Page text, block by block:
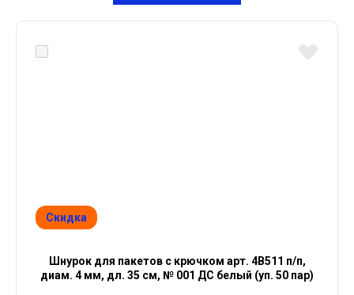
Скидка
Шнурок для пакетов с крючком арт. 4В511 п/п,
диам. 4 мм, дл. 35 см, № 001 ДС белый (уп. 50 пар)